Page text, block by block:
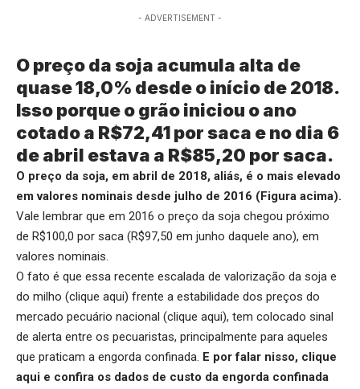
- ADVERTISEMENT -
O preço da soja acumula alta de
quase 18,0% desde o início de 2018.
Isso porque o grão iniciou o ano
cotado a R$72,41 por saca e no dia 6
de abril estava a R$85,20 por saca.
O preço da soja, em abril de 2018, aliás, é o mais elevado
em valores nominais desde julho de 2016 (Figura acima).
Vale lembrar que em 2016 o preço da soja chegou próximo
de R$100,0 por saca (R$97,50 em junho daquele ano), em
valores nominais.
O fato é que essa recente escalada de valorização da soja e
do milho (clique aqui) frente a estabilidade dos preços do
mercado pecuário nacional (clique aqui), tem colocado sinal
de alerta entre os pecuaristas, principalmente para aqueles
que praticam a engorda confinada. E por falar nisso, clique
aqui e confira os dados de custo da engorda confinada